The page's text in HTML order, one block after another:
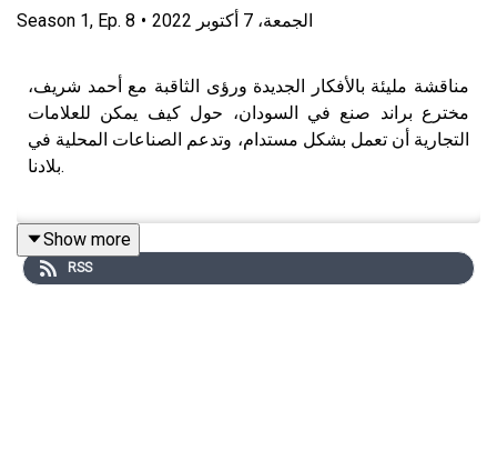
Season 1, Ep. 8 • الجمعة، 7 أكتوبر 2022
مناقشة مليئة بالأفكار الجديدة ورؤى الثاقبة مع أحمد شريف،
مخترع براند صنع في السودان، حول كيف يمكن للعلامات
التجارية أن تعمل بشكل مستدام، وتدعم الصناعات المحلية في
بلادنا.
تابعواانجي على إنستغرام
Show more
RSS